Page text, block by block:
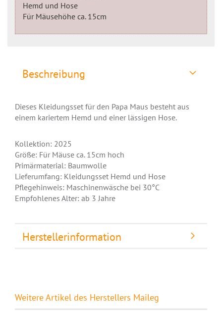
Hemd und Hose
Für Mäusehöhe ca. 15cm
Beschreibung
Dieses Kleidungsset für den Papa Maus besteht aus
einem kariertem Hemd und einer lässigen Hose.
Kollektion: 2025
Größe: Für Mäuse ca. 15cm hoch
Primärmaterial: Baumwolle
Lieferumfang: Kleidungsset Hemd und Hose
Pflegehinweis: Maschinenwäsche bei 30°C
Empfohlenes Alter: ab 3 Jahre
Herstellerinformation
Weitere Artikel des Herstellers Maileg